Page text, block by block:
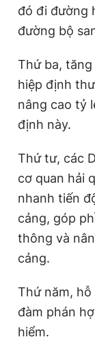
đó đi đường
đường bộ
Thứ ba,
hiệp định
nâng cao tỷ
định này.
Thứ tư, các
cơ quan hải
nhanh tiến
cảng, góp
thông và
cảng.
Thứ năm,
đàm phán
hiểm.